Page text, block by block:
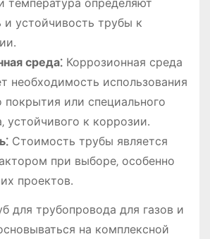
и устойчивость трубы к
среда⁚Коррозионная среда
необходимость использования
покрытия или специального
устойчивого к коррозии․
Стоимость трубы является
при выборе‚ особенно
проектов․
для трубопровода для газов и
на комплексной